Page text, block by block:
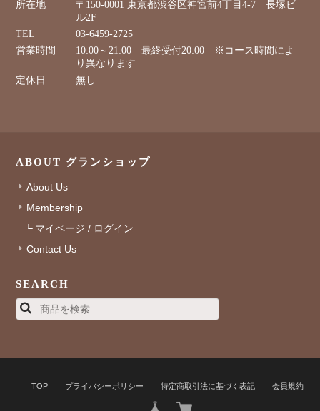
所在地
〒150-0001 東京都渋谷区神宮前4丁目4-7 長塚ビ
ル2F
TEL
03-6459-2725
営業時間
10:00～21:00 最終受付20:00 ※コース時間によ
り異なります
定休日
無し
ABOUT グランショップ
About Us
Membership
マイページ / ログイン
Contact Us
SEARCH
TOP プライバシーポリシー 特定商取引法に基づく表記 会員規約